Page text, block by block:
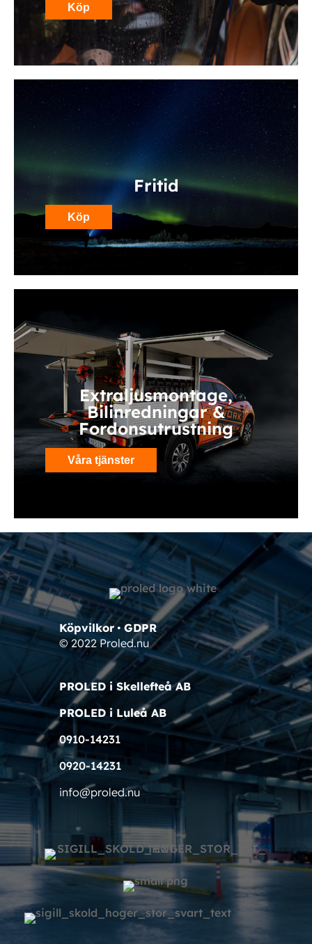
Fritid
Köp
Köp
Extraljusmontage,
Bilinredningar &
Fordonsutrustning
Våra tjänster
Köpvilkor•GDPR
© 2022 Proled.nu
PROLED i Skellefteå AB
PROLED i Luleå AB
0910-14231
0920-14231
info@proled.nu